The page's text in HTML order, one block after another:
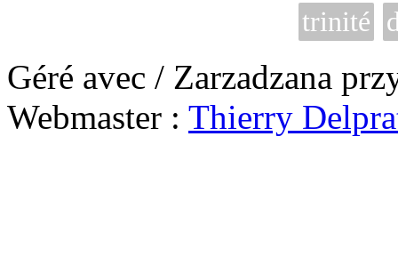
trinité
Géré avec / Zarzadzana
Webmaster : Thierry